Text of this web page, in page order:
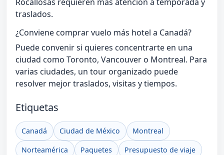
traslados.
¿Conviene comprar vuelo más hotel a Canadá?
Puede convenir si quieres concentrarte en una
ciudad como Toronto, Vancouver o Montreal. Para
varias ciudades, un tour organizado puede
resolver mejor traslados, visitas y tiempos.
Etiquetas
Canadá Ciudad de México
Montreal
Norteamérica
Paquetes
Presupuesto de viaje